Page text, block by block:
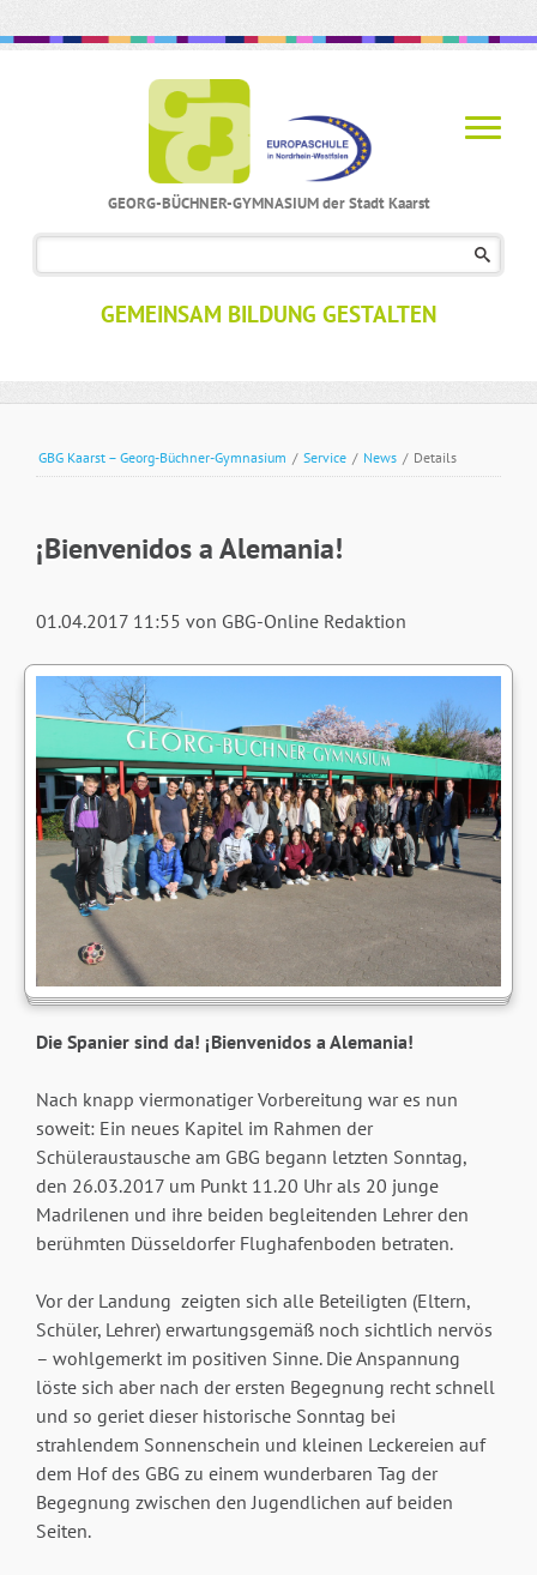
GEORG-BÜCHNER-GYMNASIUM der Stadt Kaarst
GEMEINSAM BILDUNG GESTALTEN
GBG Kaarst – Georg-Büchner-Gymnasium / Service / News / Details
¡Bienvenidos a Alemania!
01.04.2017 11:55 von GBG-Online Redaktion
Die Spanier sind da! ¡Bienvenidos a Alemania!
Nach knapp viermonatiger Vorbereitung war es nun
soweit: Ein neues Kapitel im Rahmen der
Schüleraustausche am GBG begann letzten Sonntag,
den 26.03.2017 um Punkt 11.20 Uhr als 20 junge
Madrilenen und ihre beiden begleitenden Lehrer den
berühmten Düsseldorfer Flughafenboden betraten.
Vor der Landung zeigten sich alle Beteiligten (Eltern,
Schüler, Lehrer) erwartungsgemäß noch sichtlich nervös
– wohlgemerkt im positiven Sinne. Die Anspannung
löste sich aber nach der ersten Begegnung recht schnell
und so geriet dieser historische Sonntag bei
strahlendem Sonnenschein und kleinen Leckereien auf
dem Hof des GBG zu einem wunderbaren Tag der
Begegnung zwischen den Jugendlichen auf beiden
Seiten.